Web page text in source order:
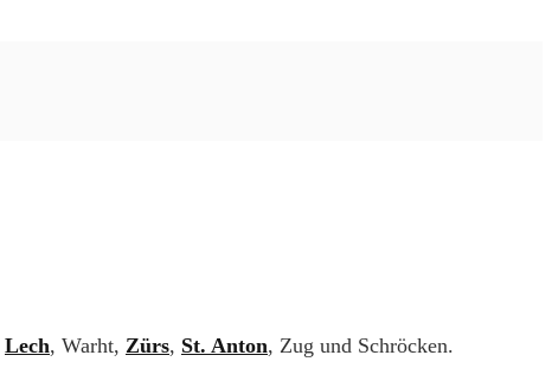
Lech, Warht, Zürs, St. Anton, Zug und Schröcken.